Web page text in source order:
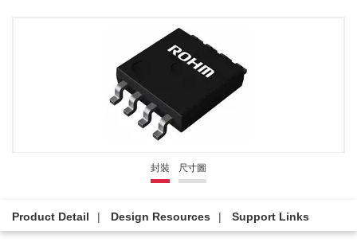
封裝 尺寸圖
Product Detail Design Resources Support Links